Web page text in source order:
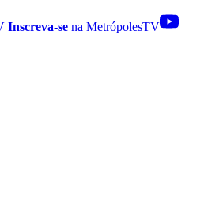
Inscreva-se na MetrópolesTV